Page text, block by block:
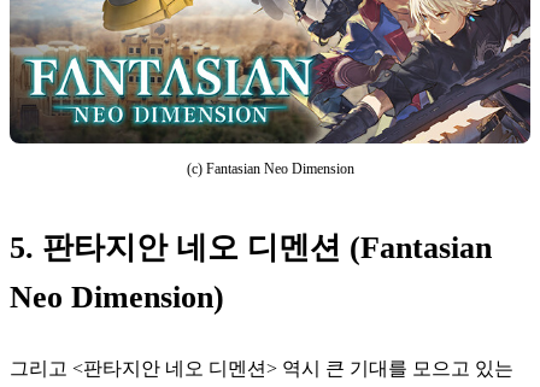
(c) Fantasian Neo Dimension
5. 판타지안 네오 디멘션 (Fantasian
Neo Dimension)
그리고 <판타지안 네오 디멘션> 역시 큰 기대를 모으고 있는